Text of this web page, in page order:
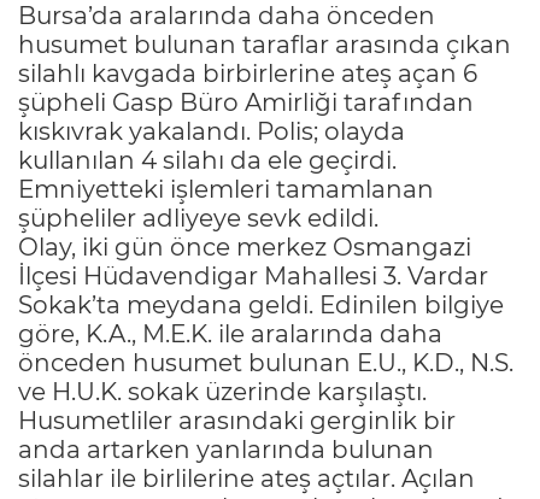
Bursa’da aralarında daha önceden
husumet bulunan taraflar arasında çıkan
silahlı kavgada birbirlerine ateş açan 6
şüpheli Gasp Büro Amirliği tarafından
kıskıvrak yakalandı. Polis; olayda
kullanılan 4 silahı da ele geçirdi.
Emniyetteki işlemleri tamamlanan
şüpheliler adliyeye sevk edildi.
Olay, iki gün önce merkez Osmangazi
İlçesi Hüdavendigar Mahallesi 3. Vardar
Sokak’ta meydana geldi. Edinilen bilgiye
göre, K.A., M.E.K. ile aralarında daha
önceden husumet bulunan E.U., K.D., N.S.
ve H.U.K. sokak üzerinde karşılaştı.
Husumetliler arasındaki gerginlik bir
anda artarken yanlarında bulunan
silahlar ile birlilerine ateş açtılar. Açılan